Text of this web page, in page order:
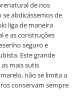
de nos
abdicássemos de
liga de maneira
e as construções
seguro e
Este grande
mais sutis
não se limita a
conservam sempre